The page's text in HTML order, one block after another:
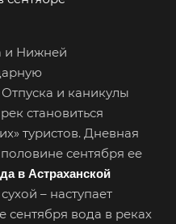
и Нижней
и каникулы
становиться
туристов. Дневная
сентября ее
в Астраханской
– наступает
сентября вода в реках